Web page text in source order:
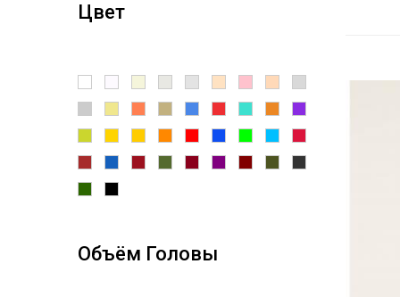
Reporter Young
Tamarine
Цвет
Объём Головы